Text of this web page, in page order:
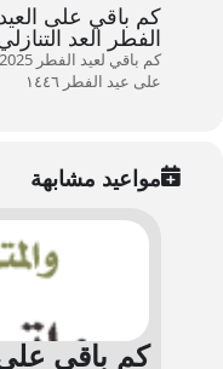
الفطر العد التنازلي
على عيد الفطر ۱٤٤٦
مواعيد مشابهة
كم باقي على